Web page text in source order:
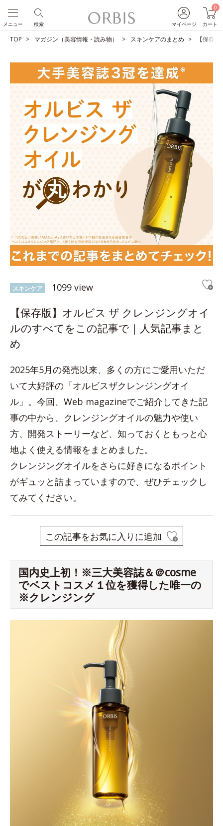
マイページ
0
カート
検索
メニュー
TOP マガジン（美容情報・読み物） スキンケアのまとめ 【保存
スキンケア 1099 view
【保存版】オルビス ザ クレンジングオイ
ルのすべてをこの記事で｜人気記事まと
め
2025年5月の発売以来、多くの方にご愛用いただ
いて大好評の「オルビスザクレンジングオイ
ル」。今回、Web magazineでご紹介してきた記
事の中から、クレンジングオイルの魅力や使い
方、開発ストーリーなど、知っておくともっと心
地よく使える情報をまとめました。
クレンジングオイルをさらに好きになるポイント
がギュッと詰まっていますので、ぜひチェックし
てみてください。
この記事をお気に入りに追加
国内史上初！※三大美容誌＆＠cosme
でベストコスメ１位を獲得した唯一の
※クレンジング